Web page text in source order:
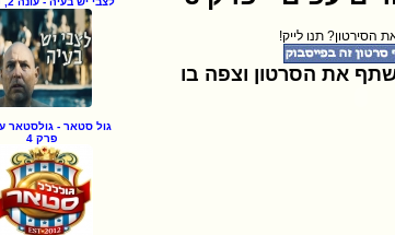
הסירטון? תנו לייק!
את הסרטון וצפה בו
פרק 4